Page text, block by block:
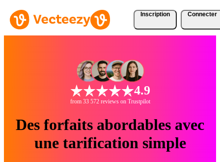
Inscription Connecter
4.9
from 33 572 reviews on Trustpilot
Des forfaits abordables avec
une tarification simple